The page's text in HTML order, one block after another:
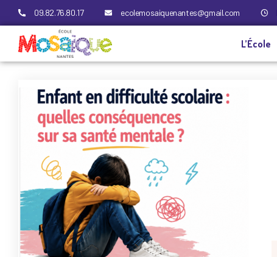
09.82.76.80.17 ecolemosaiquenantes@gmail.com
L’École